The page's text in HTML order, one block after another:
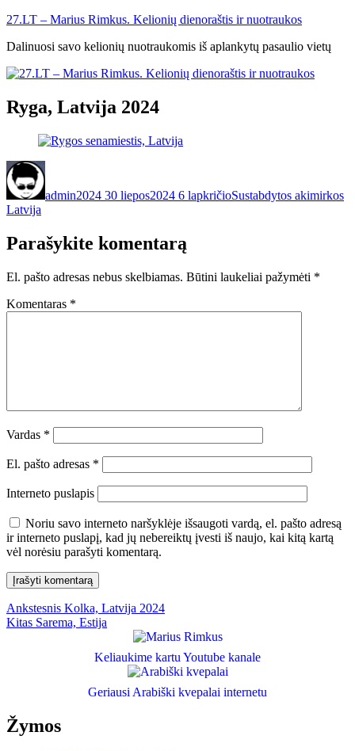
Eiti
turinio
27.LT – Marius Rimkus. Kelionių dienoraštis ir nuotraukos
Dalinuosi savo kelionių nuotraukomis iš aplankytų pasaulio vietų
Ryga, Latvija 2024
admin2024 30 liepos2024 6 lapkričioSustabdytos akimirkos
Latvija
Parašykite komentarą
El. pašto adresas nebus skelbiamas. Būtini laukeliai pažymėti *
Komentaras *
Vardas *
El. pašto adresas *
Interneto puslapis
Noriu savo interneto naršyklėje išsaugoti vardą, el. pašto adresą
ir interneto puslapį, kad jų nebereiktų įvesti iš naujo, kai kitą kartą
vėl norėsiu parašyti komentarą.
Navigacija
tarp
Ankstesnis Ankstesnis
įrašas:
Kolka, Latvija 2024
Kitas Kitas
Sarema, Estija
Keliaukime kartu Youtube kanale
Geriausi Arabiški kvepalai internetu
Žymos